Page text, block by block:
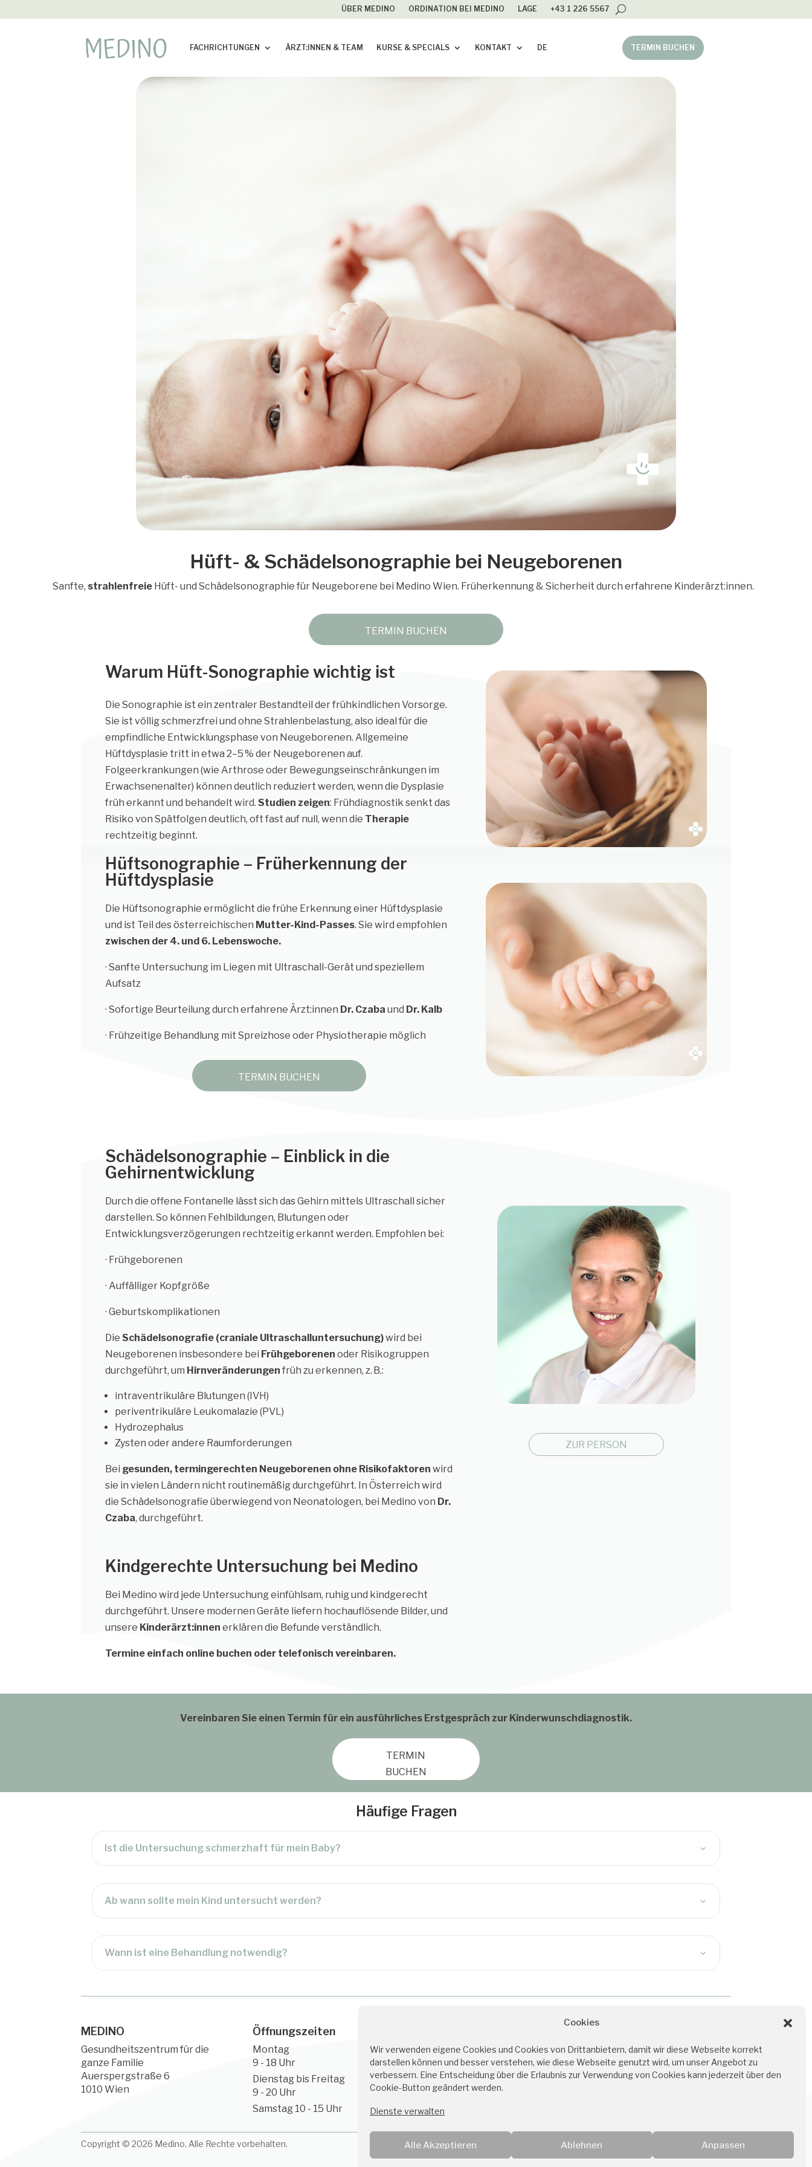
Cookies
Wir verwenden eigene Cookies und Cookies von Drittanbietern, damit wir diese Webseite korrekt
darstellen können und besser verstehen, wie diese Webseite genutzt wird, um unser Angebot zu
verbessern. Eine Entscheidung über die Erlaubnis zur Verwendung von Cookies kann jederzeit über den
Cookie-Button geändert werden.
Dienste verwalten
Alle Akzeptieren Ablehnen Anpassen
ÜBER MEDINO ORDINATION BEI MEDINO LAGE +43 1 226 5567
FACHRICHTUNGEN ÄRZT:INNEN & TEAM KURSE & SPECIALS KONTAKT DE TERMIN BUCHEN
Hüft- & Schädelsonographie bei Neugeborenen
Sanfte, strahlenfreieHüft- und Schädelsonographie für Neugeborene bei Medino Wien. Früherkennung & Sicherheit durch erfahrene Kinderärzt:innen.
TERMIN BUCHEN
Warum Hüft-Sonographie wichtig ist
Die Sonographie ist ein zentraler Bestandteil der frühkindlichen Vorsorge.
Sie ist völlig schmerzfrei und ohne Strahlenbelastung, also ideal für die
empfindliche Entwicklungsphase von Neugeborenen. Allgemeine
Hüftdysplasie tritt in etwa 2–5 % der Neugeborenen auf.
Folgeerkrankungen (wie Arthrose oder Bewegungseinschränkungen im
Erwachsenenalter) können deutlich reduziert werden, wenn die Dysplasie
früh erkannt und behandelt wird.Studien zeigen: Frühdiagnostik senkt das
Risiko von Spätfolgen deutlich, oft fast auf null, wenn die Therapie
rechtzeitig beginnt.
Hüftsonographie – Früherkennung der
Hüftdysplasie
Die Hüftsonographie ermöglicht die frühe Erkennung einer Hüftdysplasie
und ist Teil des österreichischen Mutter-Kind-Passes. Sie wird empfohlen
zwischen der 4. und 6. Lebenswoche.
· Sanfte Untersuchung im Liegen mit Ultraschall-Gerät und speziellem
Aufsatz
· Sofortige Beurteilung durch erfahrene Ärzt:innen Dr. Czaba und Dr. Kalb
· Frühzeitige Behandlung mit Spreizhose oder Physiotherapie möglich
TERMIN BUCHEN
Schädelsonographie – Einblick in die
Gehirnentwicklung
Durch die offene Fontanelle lässt sich das Gehirn mittels Ultraschall sicher
darstellen. So können Fehlbildungen, Blutungen oder
Entwicklungsverzögerungen rechtzeitig erkannt werden. Empfohlen bei:
· Frühgeborenen
· Auffälliger Kopfgröße
· Geburtskomplikationen
DieSchädelsonografie (craniale Ultraschalluntersuchung)wird bei
Neugeborenen insbesondere bei Frühgeborenen oder Risikogruppen
durchgeführt, um Hirnveränderungen früh zu erkennen, z. B.:
intraventrikuläre Blutungen (IVH)
periventrikuläre Leukomalazie (PVL)
Hydrozephalus
Zysten oder andere Raumforderungen
Bei gesunden, termingerechten Neugeborenen ohne Risikofaktoren wird
sie in vielen Ländern nicht routinemäßig durchgeführt. In Österreich wird
die Schädelsonografie überwiegend von Neonatologen, bei Medino von Dr.
Czaba, durchgeführt.
ZUR PERSON
Kindgerechte Untersuchung bei Medino
Bei Medino wird jede Untersuchung einfühlsam, ruhig und kindgerecht
durchgeführt. Unsere modernen Geräte liefern hochauflösende Bilder, und
unsere Kinderärzt:innen erklären die Befunde verständlich.
Termine einfach online buchen oder telefonisch vereinbaren.
Vereinbaren Sie einen Termin für ein ausführliches Erstgespräch zur Kinderwunschdiagnostik.
TERMIN
BUCHEN
Häufige Fragen
Ist die Untersuchung schmerzhaft für mein Baby?
Ab wann sollte mein Kind untersucht werden?
Wann ist eine Behandlung notwendig?
MEDINO
Gesundheitszentrum für die
ganze Familie
Auerspergstraße 6
1010 Wien
Öffnungszeiten
Montag
9 - 18 Uhr
Dienstag bis Freitag
9 - 20 Uhr
Samstag 10 - 15 Uhr
servus@medino.at
+43 1 226 5567
Ordination bei MEDINO
Copyright © 2026 Medino. Alle Rechte vorbehalten. Über Medino Partner Presse AGB
Impressum